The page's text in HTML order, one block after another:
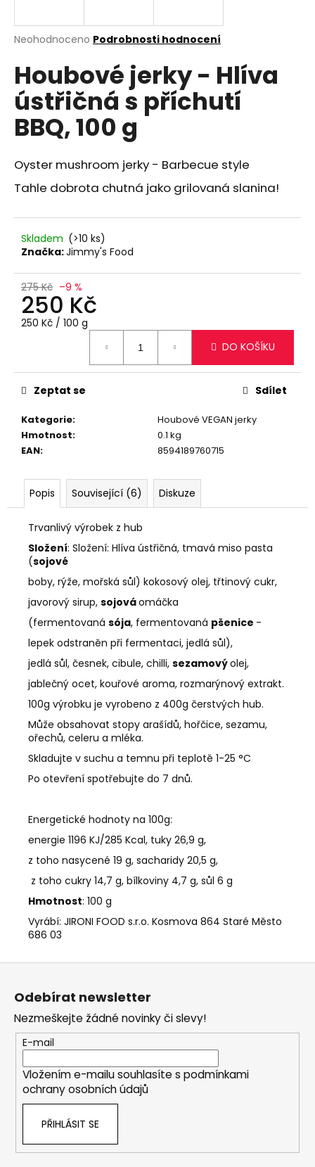
Průměrné
produktu
je
0,0
z
5
hvězdiček.
Neohodnoceno Podrobnosti hodnocení
Houbové jerky - Hlíva
ústřičná s příchutí
BBQ, 100 g
Oyster mushroom jerky - Barbecue style
Tahle dobrota chutná jako grilovaná slanina!
Skladem (>10 ks)
Značka:Jimmy's Food
275 Kč –9 %
250 Kč
Měrná
250 Kč / 100 g
DO KOŠÍKU
Kategorie:
Houbové VEGAN jerky
Hmotnost:
0.1 kg
EAN: 8594189760715
Zeptat se Sdílet
Popis Související (6) Diskuze
Trvanlivý výrobek z hub
Složení: Složení: Hlíva ústřičná, tmavá miso pasta
(sojové
boby, rýže, mořská sůl) kokosový olej, třtinový cukr,
javorový sirup, sojováomáčka
(fermentovaná sója, fermentovaná pšenice -
lepek odstraněn při fermentaci, jedlá sůl),
jedlá sůl, česnek, cibule, chilli, sezamovýolej,
jablečný ocet, kouřové aroma, rozmarýnový extrakt.
100g výrobku je vyrobeno z 400g čerstvých hub.
Může obsahovat stopy arašídů, hořčice, sezamu,
ořechů, celeru a mléka.
Skladujte v suchu a temnu při teplotě 1-25 °C
Po otevření spotřebujte do 7 dnů.
Energetické hodnoty na 100g:
energie 1196 KJ/285 Kcal, tuky 26,9 g,
z toho nasycené 19 g, sacharidy 20,5 g,
z toho cukry 14,7 g, bílkoviny 4,7 g, sůl 6 g
Hmotnost: 100 g
Vyrábí: JIRONI FOOD s.r.o. Kosmova 864 Staré Město
686 03
j
t
?
HLEDAT
D
o
p
o
u
č
u
m
e
KRŮTÍ
JERKY
25G
Z
Odebírat newsletter
Nezmeškejte žádné novinky či slevy!
E-mail
Vložením e-mailu souhlasíte s podmínkami
ochrany osobních údajů
PŘIHLÁSIT SE